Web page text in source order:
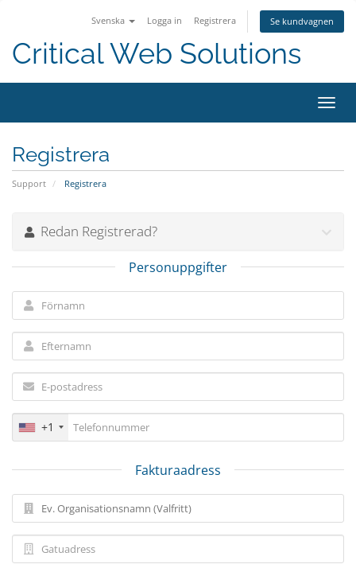
Svenska Logga in Registrera Se kundvagnen
Critical Web Solutions
Växla
Registrera
Support Registrera
Redan Registrerad?
Personuppgifter
+1
Fakturaadress